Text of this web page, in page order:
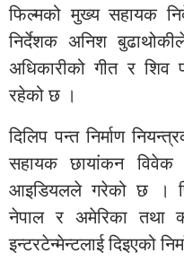
फिल्मको मुख्य सहायक
निर्देशक अनिश
अधिकारीको गीत र शिव
रहेको छ ।
दिलिप पन्त निर्माण
सहायक छायांकन विवेक
आइडियलले गरेको छ ।
नेपाल र अमेरिका तथा
इन्टरटेन्मेन्टलाई दिइएको